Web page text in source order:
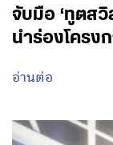
จับมือ ‘ทูตส
นำร่องโครง
อ่านต่อ